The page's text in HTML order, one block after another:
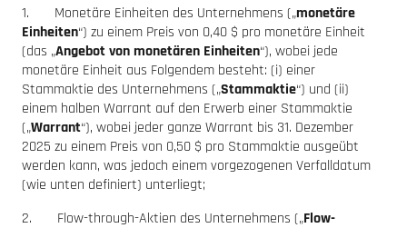
1. Monetäre Einheiten des Unternehmens („monetäre
Einheiten“) zu einem Preis von 0,40 $ pro monetäre Einheit
(das „Angebot von monetären Einheiten“), wobei jede
monetäre Einheit aus Folgendem besteht: (i) einer
Stammaktie des Unternehmens („Stammaktie“) und (ii)
einem halben Warrant auf den Erwerb einer Stammaktie
(„Warrant“), wobei jeder ganze Warrant bis 31. Dezember
2025 zu einem Preis von 0,50 $ pro Stammaktie ausgeübt
werden kann, was jedoch einem vorgezogenen Verfalldatum
(wie unten definiert) unterliegt;
2. Flow-through-Aktien des Unternehmens („Flow-